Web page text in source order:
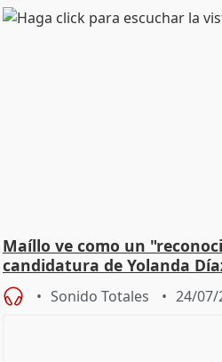
Maíllo ve como un
candidatura de Yolanda
Sonido Totales 24/07/